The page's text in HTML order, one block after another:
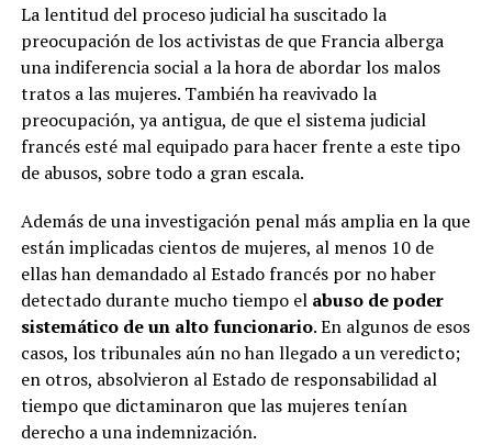
La lentitud del proceso judicial ha suscitado la
preocupación de los activistas de que Francia alberga
una indiferencia social a la hora de abordar los malos
tratos a las mujeres. También ha reavivado la
preocupación, ya antigua, de que el sistema judicial
francés esté mal equipado para hacer frente a este tipo
de abusos, sobre todo a gran escala.
Además de una investigación penal más amplia en la que
están implicadas cientos de mujeres, al menos 10 de
ellas han demandado al Estado francés por no haber
detectado durante mucho tiempo el abuso de poder
sistemático de un alto funcionario. En algunos de esos
casos, los tribunales aún no han llegado a un veredicto;
en otros, absolvieron al Estado de responsabilidad al
tiempo que dictaminaron que las mujeres tenían
derecho a una indemnización.